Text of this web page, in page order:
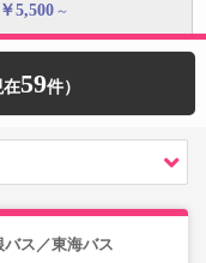
￥5,500 ～
59
ス／東海バス